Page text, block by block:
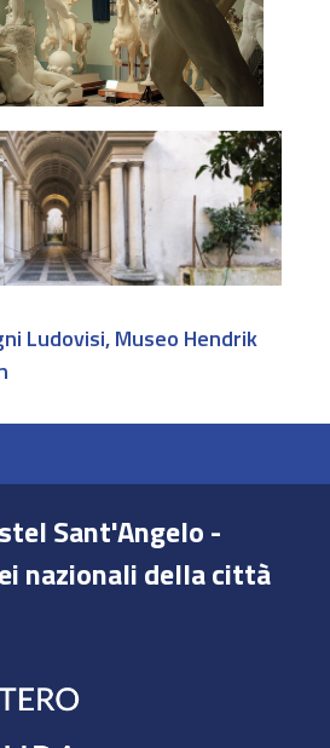
Ludovisi,Museo Hendrik
Sant'Angelo -
nazionali della città